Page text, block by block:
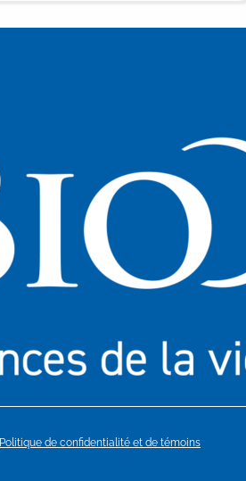
Politique de confidentialité et de témoins